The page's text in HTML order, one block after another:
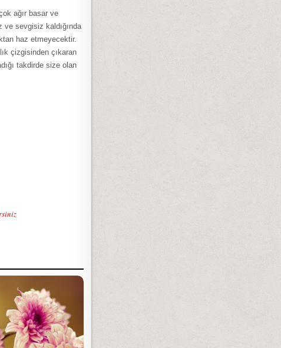
ağır basar ve
ve sevgisiz kaldığında
haz etmeyecektir.
çizgisinden çıkaran
takdirde size olan